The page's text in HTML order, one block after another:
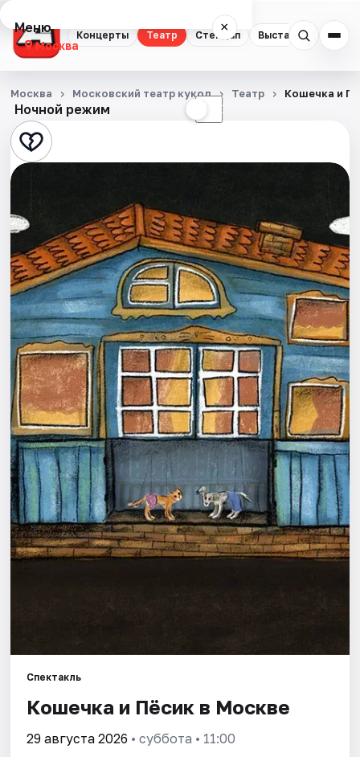
Концерты Театр Стендап Выставки
Меню ×
Москва
Концерты
Театр
Стендап
Квесты
Экскурсии
Спорт
События
Города
Площадки
Артисты
Рейтинги
Ночной режим ☾
Москва Московский театр кукол Театр Кошечка и
Спектакль
Кошечка и Пёсик в Москве
29 августа 2026 • суббота • 11:00